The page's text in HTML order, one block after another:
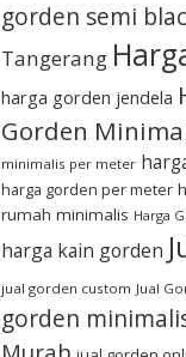
gorden semi
Tangerang
harga gorden jendela
Gorden
minimalis per meter
harga gorden per meter
rumah minimalis Harga
harga kain gorden
jual gorden custom Jual
gorden